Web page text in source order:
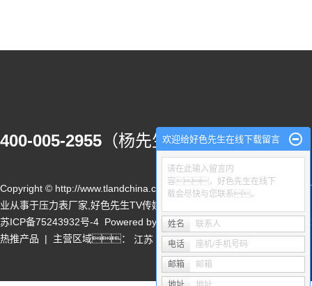
400-005-2955 （杨先生）
Copyright © http://www.tlandchina.com/ 无锡好色先生污免费下载仪表
业从事于压力表厂家 好色先生TV传媒
苏ICP备75243932号-4 Powered by 祥云平台技术支持：
无锡
热推产品 | 主营区域： 江苏 吴中 太仓 常熟 昆山 吴江 天津 武汉
欢迎给好色先生在线下载留言
请在此输入留言内
容，好色先生在线下
载会尽快与您联系。
姓名 联系人
电话 座机/手机号码
邮箱 邮箱